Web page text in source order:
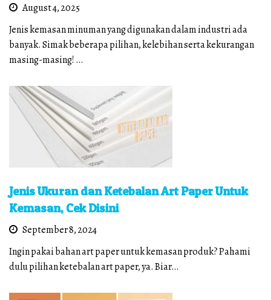
August 4, 2025
Jenis kemasan minuman yang digunakan dalam industri ada
banyak. Simak beberapa pilihan, kelebihan serta kekurangan
masing-masing! …
Jenis Ukuran dan Ketebalan Art Paper Untuk
Kemasan, Cek Disini
September 8, 2024
Ingin pakai bahan art paper untuk kemasan produk? Pahami
dulu pilihan ketebalan art paper, ya. Biar…